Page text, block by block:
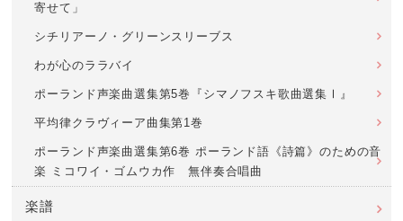
寄せて」
シチリアーノ・グリーンスリーブス
わが心のララバイ
ポーランド声楽曲選集第5巻『シマノフスキ歌曲選集Ⅰ』
平均律クラヴィーア曲集第1巻
ポーランド声楽曲選集第6巻 ポーランド語《詩篇》のための音
楽 ミコワイ・ゴムウカ作 無伴奏合唱曲
楽譜